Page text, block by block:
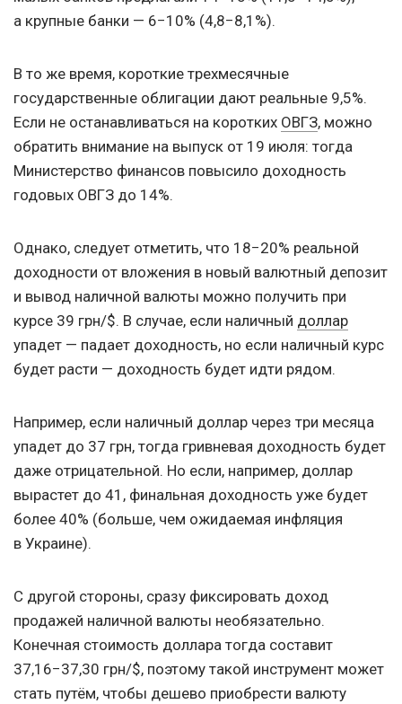
а крупные банки — 6−10% (4,8−8,1%).
В то же время, короткие трехмесячные
государственные облигации дают реальные 9,5%.
Если не останавливаться на коротких ОВГЗ, можно
обратить внимание на выпуск от 19 июля: тогда
Министерство финансов повысило доходность
годовых ОВГЗ до 14%.
Однако, следует отметить, что 18−20% реальной
доходности от вложения в новый валютный депозит
и вывод наличной валюты можно получить при
курсе 39 грн/$. В случае, если наличный доллар
упадет — падает доходность, но если наличный курс
будет расти — доходность будет идти рядом.
Например, если наличный доллар через три месяца
упадет до 37 грн, тогда гривневая доходность будет
даже отрицательной. Но если, например, доллар
вырастет до 41, финальная доходность уже будет
более 40% (больше, чем ожидаемая инфляция
в Украине).
С другой стороны, сразу фиксировать доход
продажей наличной валюты необязательно.
Конечная стоимость доллара тогда составит
37,16−37,30 грн/$, поэтому такой инструмент может
стать путём, чтобы дешево приобрести валюту